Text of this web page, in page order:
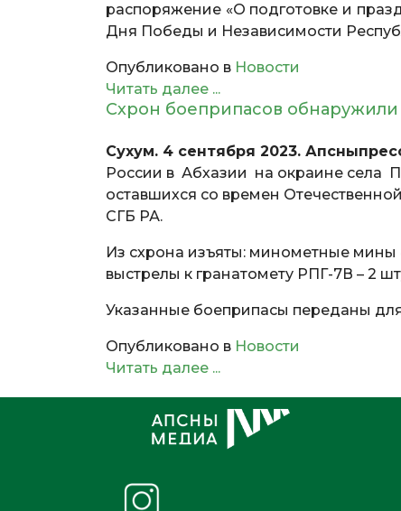
распоряжение «О подготовке и
Дня Победы и Независимости
Опубликовано в Новости
Читать далее ...
Схрон боеприпасов
Сухум. 4 сентября 2023.
России в Абхазии на окраине села
оставшихся со времен
СГБ РА.
Из схрона изъяты: минометные мины
выстрелы к гранатомету РПГ-7В – 2
Указанные боеприпасы переданы
Опубликовано в Новости
Читать далее ...